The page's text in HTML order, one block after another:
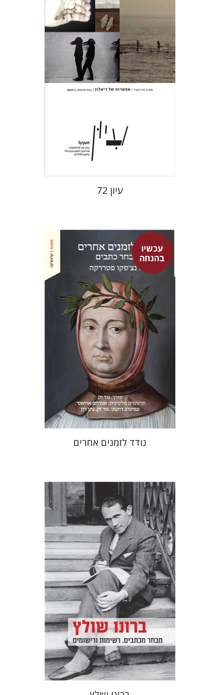
הנחת אתר ספר מודפס
$31
$28
עיון 72
עכשיו
בהנחהפרנצ'סקו פטררקה
גור זק
עמינדב דיקמן
נתן רון
גור זק
אברהם ארואטי
עכשיו בהנחה
$42
$31
נודד לזמנים אחרים
ברונו שולץ
יעקב גולומב
מרים בורנשטיין
הנחת אתר ספר מודפס
$35
$32